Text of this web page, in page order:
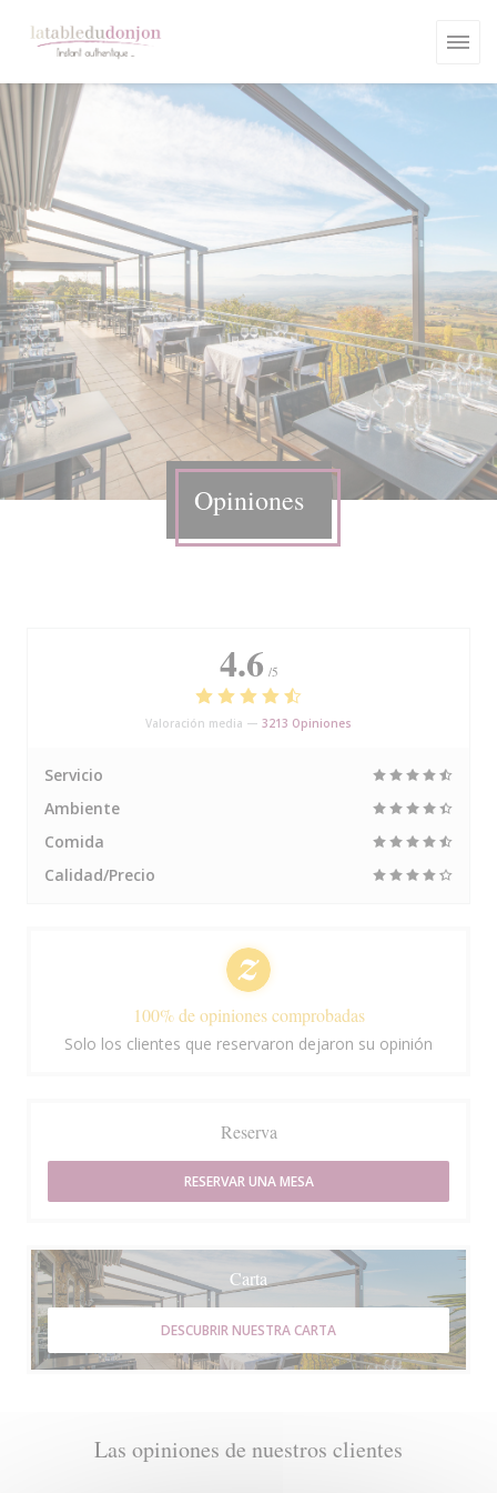
Opiniones
Las opiniones de nuestros clientes
4.6 /5
Valoración media — 3213 Opiniones
Servicio
Ambiente
Comida
Calidad/Precio
100% de opiniones comprobadas
Solo los clientes que reservaron dejaron su opinión
Reserva
RESERVAR UNA MESA
Carta
DESCUBRIR NUESTRA CARTA